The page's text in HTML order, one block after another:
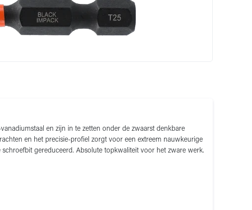
en zijn in te zetten onder de zwaarst denkbare
en het precisie-profiel zorgt voor een extreem nauwkeurige
gereduceerd. Absolute topkwaliteit voor het zware werk.